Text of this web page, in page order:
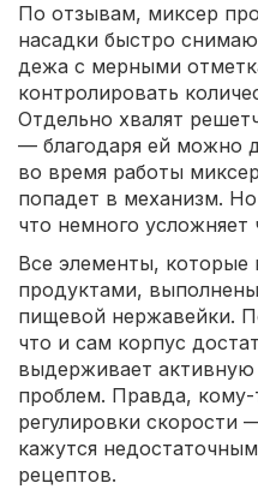
По отзывам, миксер
насадки быстро
дежа с мерными
контролировать
Отдельно хвалят
— благодаря ей можно
во время работы
попадет в механизм.
что немного усложняет
Все элементы, которые
продуктами,
пищевой нержавейки.
что и сам корпус
выдерживает активную
проблем. Правда, кому-
регулировки скорости
кажутся
рецептов.